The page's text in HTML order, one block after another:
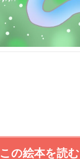
この絵本を読む